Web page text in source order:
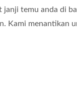
janji temu anda di
Kami menantikan